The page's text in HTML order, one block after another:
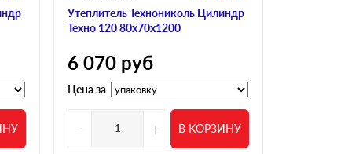
Утеплитель Технониколь Цилиндр
Техно 120 80х70х1200
6 070 руб
Цена за
- + В КОРЗИНУ